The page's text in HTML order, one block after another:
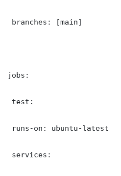
branches: [main]
jobs:
test:
runs-on: ubuntu-latest
services: